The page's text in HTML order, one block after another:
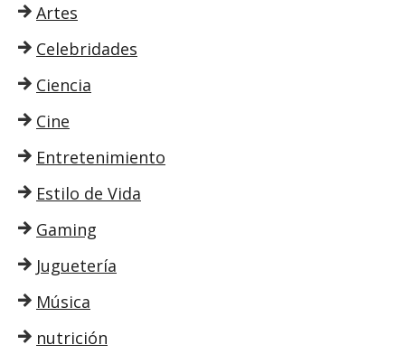
Artes
Celebridades
Ciencia
Cine
Entretenimiento
Estilo de Vida
Gaming
Juguetería
Música
nutrición